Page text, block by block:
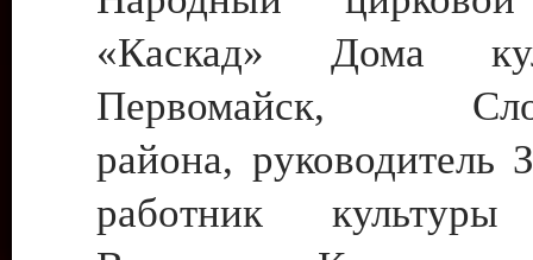
«Каскад» Дома
Первомайск,
района, руководитель
работник культуры